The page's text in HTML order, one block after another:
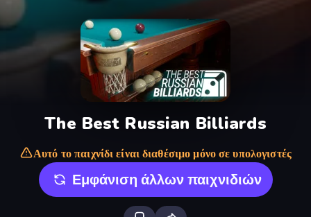
The Best Russian Billiards
Αυτό το παιχνίδι είναι διαθέσιμο μόνο σε υπολογιστές
Εμφάνιση άλλων παιχνιδιών